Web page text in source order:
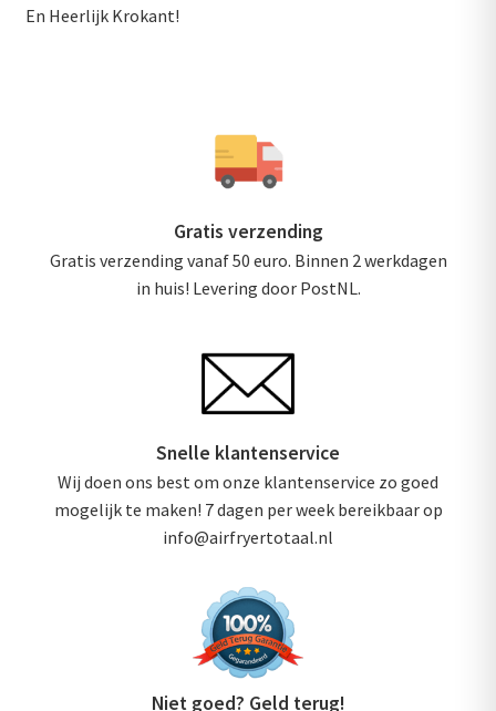
En Heerlijk Krokant!
Gratis verzending
Gratis verzending vanaf 50 euro. Binnen 2 werkdagen
in huis! Levering door PostNL.
Snelle klantenservice
Wij doen ons best om onze klantenservice zo goed
mogelijk te maken! 7 dagen per week bereikbaar op
info@airfryertotaal.nl
Niet goed? Geld terug!